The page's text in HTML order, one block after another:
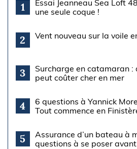
1
Essai Jeanneau Sea Loft
une seule coque !
2 Vent nouveau sur la voile
3
Surcharge en catamaran :
peut coûter cher en mer
4
6 questions à Yannick
Tout commence en
5
Assurance d’un bateau à
questions à se poser avant...